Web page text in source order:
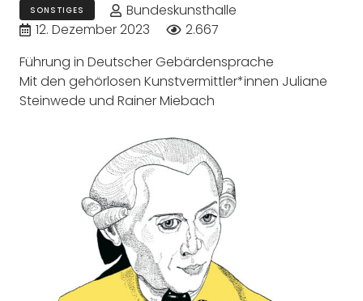
SONSTIGES
Bundeskunsthalle
12. Dezember 2023
2.667
Führung in Deutscher Gebärdensprache
Mit den gehörlosen Kunstvermittler*innen Juliane
Steinwede und Rainer Miebach